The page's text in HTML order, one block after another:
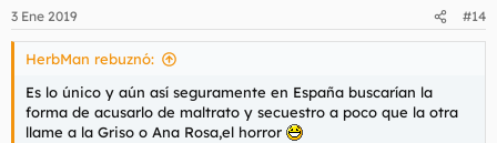
e
s
3 Ene 2019 #14
HerbMan rebuznó:
Es lo único y aún así seguramente en España buscarían la
forma de acusarlo de maltrato y secuestro a poco que la otra
llame a la Griso o Ana Rosa,el horror